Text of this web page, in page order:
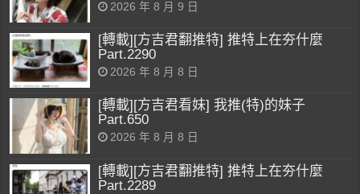
2026 年 8 月 9 日
[轉載][方吉君翻推特] 推特上在夯什麼
Part.2290
2026 年 8 月 8 日
[轉載][方吉君看妹] 我推(特)的妹子
Part.650
2026 年 8 月 8 日
[轉載][方吉君翻推特] 推特上在夯什麼
Part.2289